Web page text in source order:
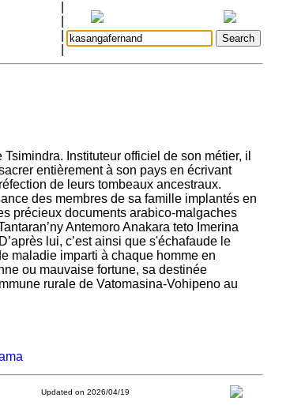
Instituteur officiel de son métier, il
entièrement à son pays en écrivant
de leurs tombeaux ancestraux.
des membres de sa famille implantés en
précieux documents arabico-malgaches
Antemoro Anakara teto Imerina
lui, c’est ainsi que s'échafaude le
maladie imparti à chaque homme en
ou mauvaise fortune, sa destinée
rurale de Vatomasina-Vohipeno au
Updated on 2026/04/19